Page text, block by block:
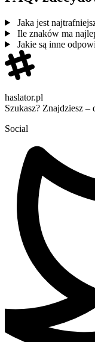
Jaka jest
Ile znaków ma
Jakie są inne
haslator.pl
Szukasz? Znajdziesz –
Social